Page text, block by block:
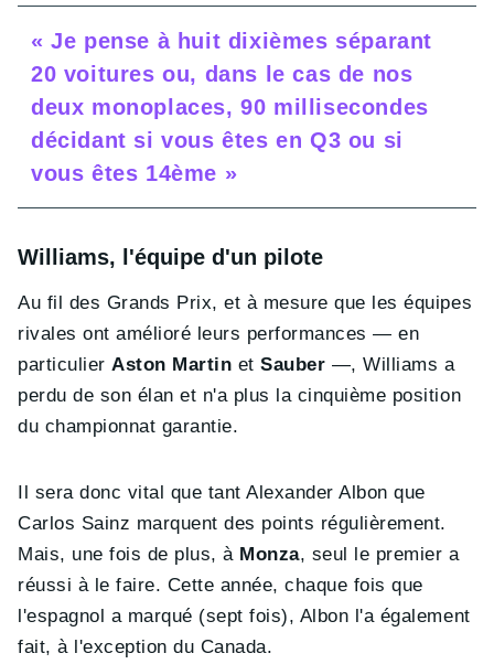
« Je pense à huit dixièmes séparant
20 voitures ou, dans le cas de nos
deux monoplaces, 90 millisecondes
décidant si vous êtes en Q3 ou si
vous êtes 14ème »
Williams, l'équipe d'un pilote
Au fil des Grands Prix, et à mesure que les équipes
rivales ont amélioré leurs performances — en
particulierAston Martin etSauber —, Williams a
perdu de son élan et n'a plus la cinquième position
du championnat garantie.
Il sera donc vital que tant Alexander Albon que
Carlos Sainz marquent des points régulièrement.
Mais, une fois de plus, à Monza, seul le premier a
réussi à le faire. Cette année, chaque fois que
l'espagnol a marqué (sept fois), Albon l'a également
fait, à l'exception du Canada.